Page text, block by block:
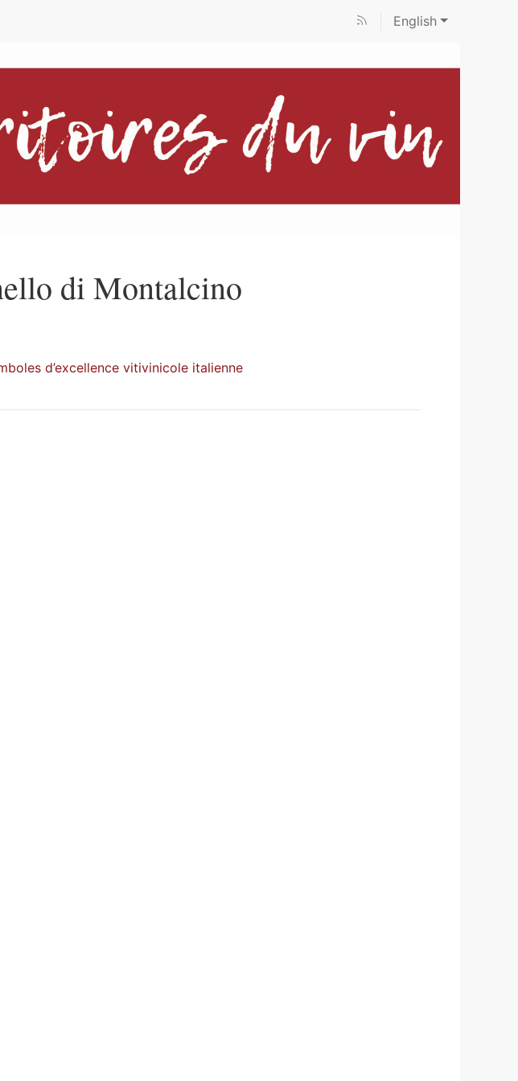
English
di Montalcino
d’excellence vitivinicole italienne